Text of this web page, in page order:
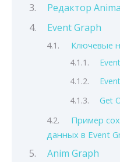
Редактор
Event Graph
Ключевые
Get
Пример
данных в Event
Anim Graph